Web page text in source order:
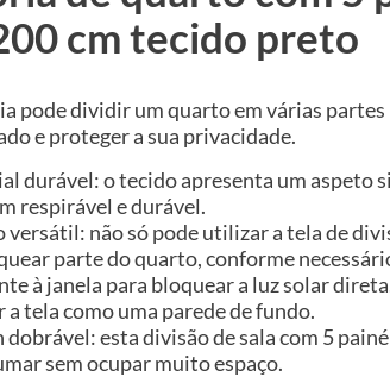
cm tecido preto
pode dividir um quarto em várias
e proteger a sua privacidade.
durável: o tecido apresenta um aspeto
respirável e durável.
versátil: não só pode utilizar a tela de
parte do quarto, conforme
à janela para bloquear a luz solar
tela como uma parede de fundo.
dobrável: esta divisão de sala com 5
sem ocupar muito espaço.